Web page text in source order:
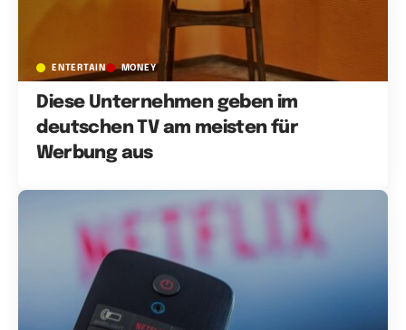
ENTERTAIN MONEY
Diese Unternehmen geben im
deutschen TV am meisten für
Werbung aus